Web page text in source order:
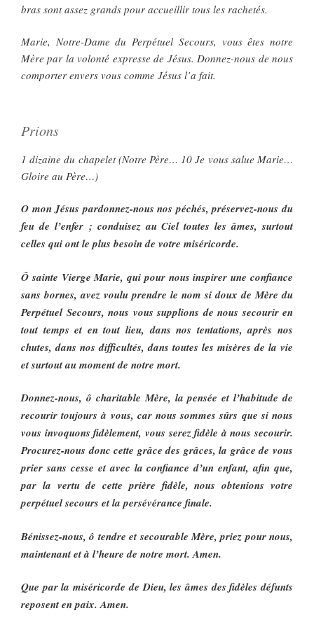
bras sont assez grands pour accueillir tous les rachetés.
Marie, Notre-Dame du Perpétuel Secours, vous êtes notre
Mère par la volonté expresse de Jésus. Donnez-nous de nous
comporter envers vous comme Jésus l’a fait.
Prions
1 dizaine du chapelet (Notre Père… 10 Je vous salue Marie…
Gloire au Père…)
O mon Jésus pardonnez-nous nos péchés, préservez-nous du
feu de l’enfer ; conduisez au Ciel toutes les âmes, surtout
celles qui ont le plus besoin de votre miséricorde.
Ô sainte Vierge Marie, qui pour nous inspirer une confiance
sans bornes, avez voulu prendre le nom si doux de Mère du
Perpétuel Secours, nous vous supplions de nous secourir en
tout temps et en tout lieu, dans nos tentations, après nos
chutes, dans nos difficultés, dans toutes les misères de la vie
et surtout au moment de notre mort.
Donnez-nous, ô charitable Mère, la pensée et l’habitude de
recourir toujours à vous, car nous sommes sûrs que si nous
vous invoquons fidèlement, vous serez fidèle à nous secourir.
Procurez-nous donc cette grâce des grâces, la grâce de vous
prier sans cesse et avec la confiance d’un enfant, afin que,
par la vertu de cette prière fidèle, nous obtenions votre
perpétuel secours et la persévérance finale.
Bénissez-nous, ô tendre et secourable Mère, priez pour nous,
maintenant et à l’heure de notre mort. Amen.
Que par la miséricorde de Dieu, les âmes des fidèles défunts
reposent en paix. Amen.